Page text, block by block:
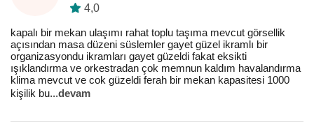
4,0
kapalı bir mekan ulaşımı rahat toplu taşıma mevcut görsellik
açısından masa düzeni süslemler gayet güzel ikramlı bir
organizasyondu ikramları gayet güzeldi fakat eksikti
ışıklandırma ve orkestradan çok memnun kaldım havalandırma
klima mevcut ve cok güzeldi ferah bir mekan kapasitesi 1000
kişilik bu...devam